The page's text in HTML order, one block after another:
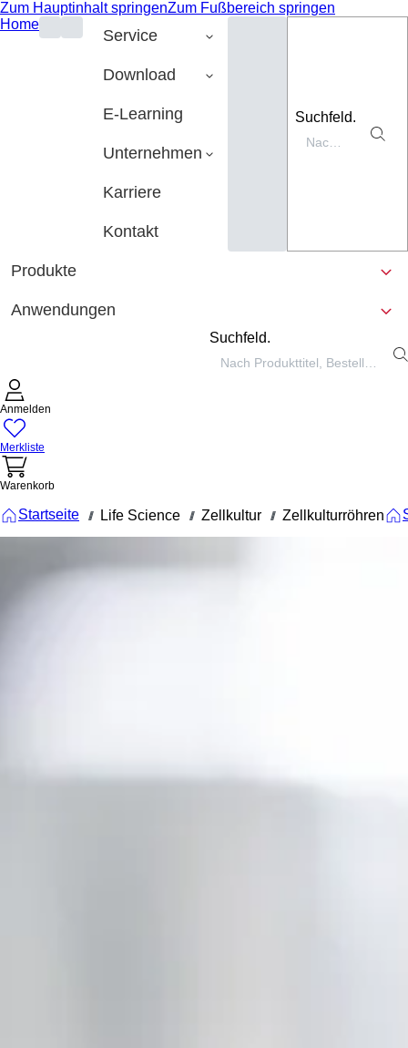
Zum Hauptinhalt springenZum Fußbereich springen
Home
Service
Download
E-Learning
Unternehmen
Karriere
Kontakt
Suchfeld.
Produkte
Anwendungen
Suchfeld.
Anmelden
Merkliste
Warenkorb
Startseite /// Life Science /// Zellkultur /// Zellkulturröhren